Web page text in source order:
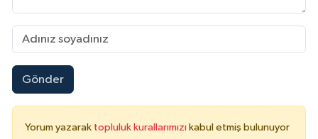
Gönder
Yorum yazarak topluluk kurallarımızı kabul etmiş bulunuyor